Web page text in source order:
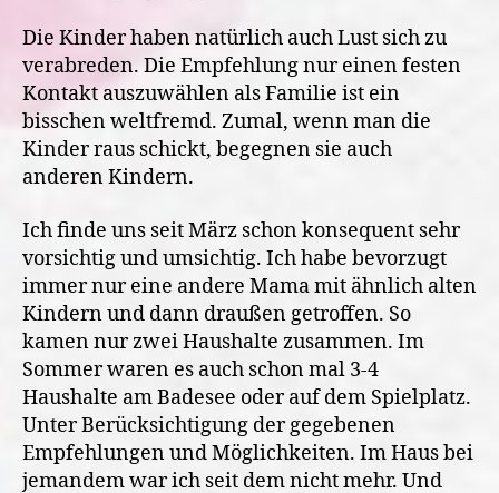
Die Kinder haben natürlich auch Lust sich zu
verabreden. Die Empfehlung nur einen festen
Kontakt auszuwählen als Familie ist ein
bisschen weltfremd. Zumal, wenn man die
Kinder raus schickt, begegnen sie auch
anderen Kindern.
Ich finde uns seit März schon konsequent sehr
vorsichtig und umsichtig. Ich habe bevorzugt
immer nur eine andere Mama mit ähnlich alten
Kindern und dann draußen getroffen. So
kamen nur zwei Haushalte zusammen. Im
Sommer waren es auch schon mal 3-4
Haushalte am Badesee oder auf dem Spielplatz.
Unter Berücksichtigung der gegebenen
Empfehlungen und Möglichkeiten. Im Haus bei
jemandem war ich seit dem nicht mehr. Und